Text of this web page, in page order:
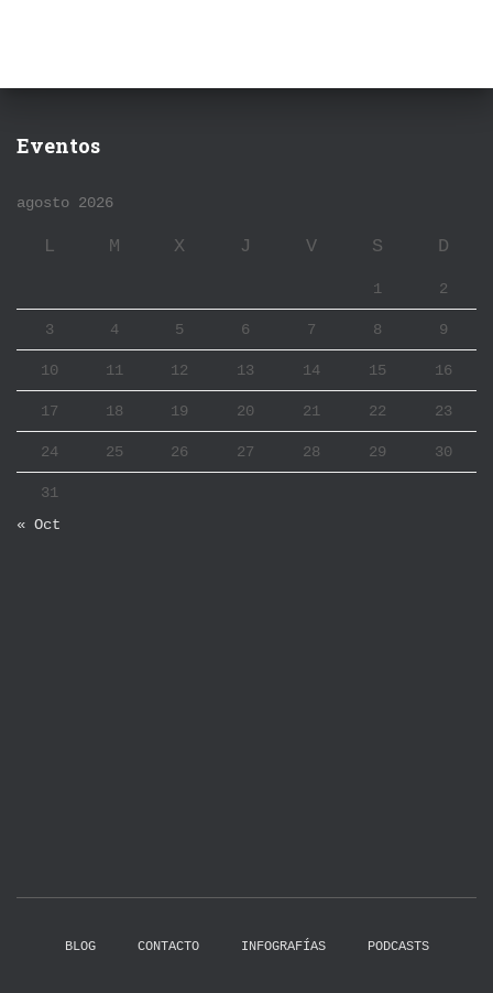
Eventos
agosto 2026
L M X J V S D
1 2
3 4 5 6 7 8 9
10 11 12 13 14 15 16
17 18 19 20 21 22 23
24 25 26 27 28 29 30
31
« Oct
BLOG CONTACTO INFOGRAFÍAS PODCASTS